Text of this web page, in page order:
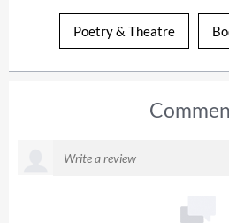
Poetry & Theatre